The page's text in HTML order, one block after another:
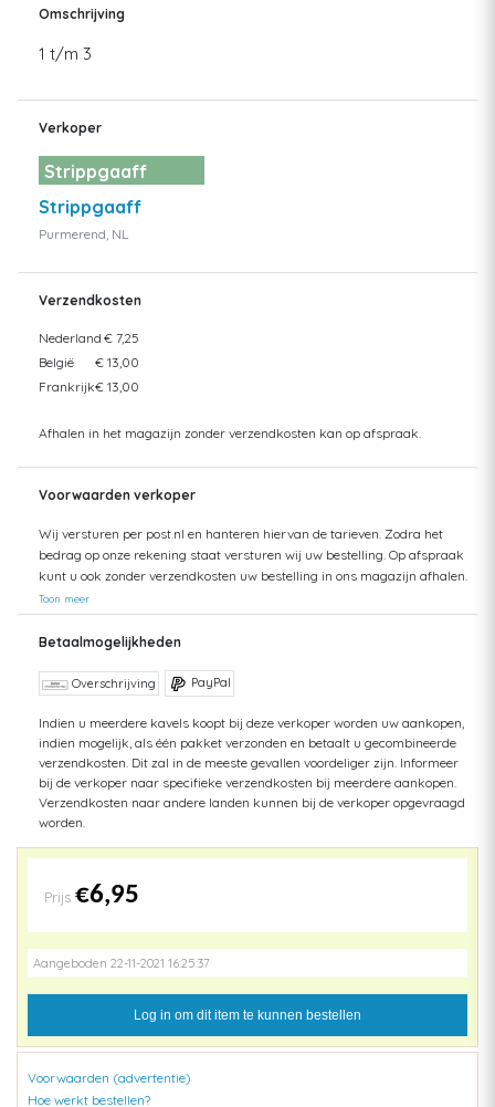
Omschrijving
1 t/m 3
Verkoper
Strippgaaff
Strippgaaff
Purmerend, NL
Verzendkosten
Nederland € 7,25
België
€ 13,00
Frankrijk€ 13,00
Afhalen in het magazijn zonder verzendkosten kan op afspraak.
Voorwaarden verkoper
Wij versturen per post.nl en hanteren hiervan de tarieven. Zodra het
bedrag op onze rekening staat versturen wij uw bestelling. Op afspraak
kunt u ook zonder verzendkosten uw bestelling in ons magazijn afhalen.
Toon meer
Betaalmogelijkheden
Overschrijving PayPal
Indien u meerdere kavels koopt bij deze verkoper worden uw aankopen,
indien mogelijk, als één pakket verzonden en betaalt u gecombineerde
verzendkosten. Dit zal in de meeste gevallen voordeliger zijn. Informeer
bij de verkoper naar specifieke verzendkosten bij meerdere aankopen.
Verzendkosten naar andere landen kunnen bij de verkoper opgevraagd
worden.
Prijs €6,95
Aangeboden 22-11-2021 16:25:37
Log in om dit item te kunnen bestellen
Voorwaarden (advertentie)
Hoe werkt bestellen?